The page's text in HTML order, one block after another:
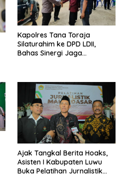
Kapolres Tana Toraja
Silaturahim ke DPD LDII,
Bahas Sinergi Jaga
Ajak Tangkal Berita Hoaks,
Asisten I Kabupaten Luwu
Buka Pelatihan Jurnalistik